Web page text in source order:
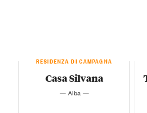
RESIDENZA DI CAMPAGNA
Casa Silvana
— Alba —